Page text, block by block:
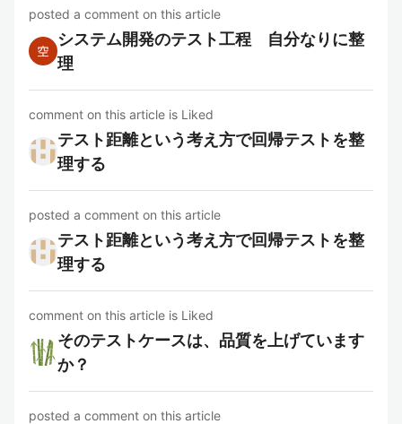
posted a comment on this article
システム開発のテスト工程 自分なりに整
理
comment on this article is Liked
テスト距離という考え方で回帰テストを整
理する
posted a comment on this article
テスト距離という考え方で回帰テストを整
理する
comment on this article is Liked
そのテストケースは、品質を上げています
か？
posted a comment on this article